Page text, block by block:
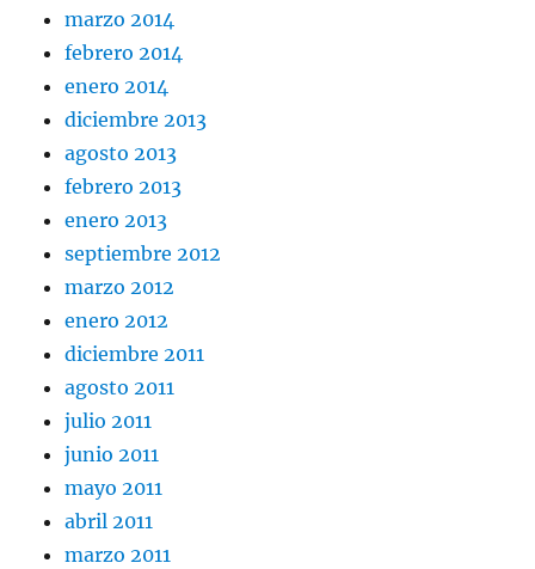
marzo 2014
febrero 2014
enero 2014
diciembre 2013
agosto 2013
febrero 2013
enero 2013
septiembre 2012
marzo 2012
enero 2012
diciembre 2011
agosto 2011
julio 2011
junio 2011
mayo 2011
abril 2011
marzo 2011